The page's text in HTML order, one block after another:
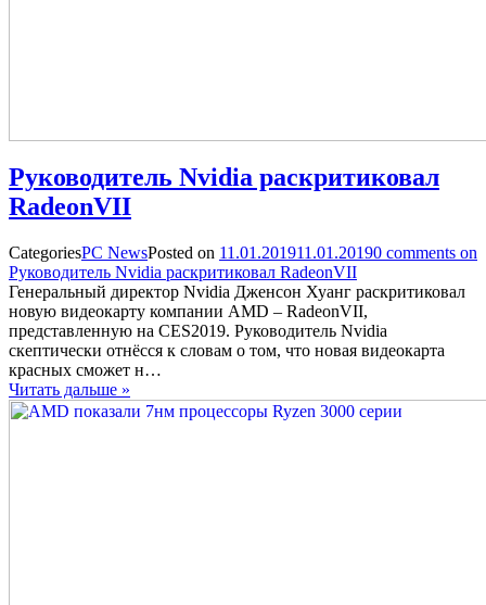
Руководитель Nvidia раскритиковал
RadeonVII
CategoriesPC NewsPosted on 11.01.201911.01.20190 comments on
Руководитель Nvidia раскритиковал RadeonVII
Генеральный директор Nvidia Дженсон Хуанг раскритиковал
новую видеокарту компании AMD – RadeonVII,
представленную на CES2019. Руководитель Nvidia
скептически отнёсся к словам о том, что новая видеокарта
красных сможет н…
Читать дальше »